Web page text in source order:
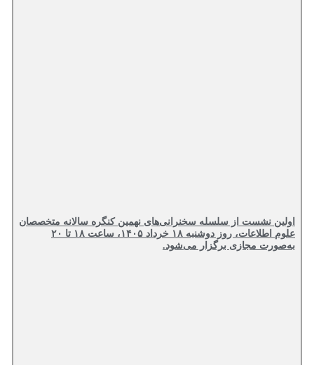
اولین نشست از سلسله سخنرانی‌های نهمین کنگره سالانه متخصصان
علوم اطلاعات، روز دوشنبه ۱۸ خرداد ۱۴۰۵، ساعت ۱۸ تا ۲۰
به‌صورت مجازی برگزار می‌شود.